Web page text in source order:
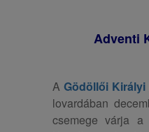
Adventi
A Gödöllői Királyi
lovardában
csemege várja a